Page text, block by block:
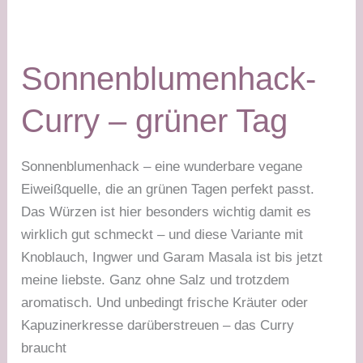
Tag
Sonnenblumenhack-
Curry – grüner Tag
Sonnenblumenhack – eine wunderbare vegane
Eiweißquelle, die an grünen Tagen perfekt passt.
Das Würzen ist hier besonders wichtig damit es
wirklich gut schmeckt – und diese Variante mit
Knoblauch, Ingwer und Garam Masala ist bis jetzt
meine liebste. Ganz ohne Salz und trotzdem
aromatisch. Und unbedingt frische Kräuter oder
Kapuzinerkresse darüberstreuen – das Curry
braucht